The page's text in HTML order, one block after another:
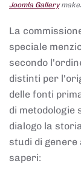
Joomla Gallery
La
speciale
secondo
distinti per
delle fonti
di metodologie
dialogo la
studi di
saperi: